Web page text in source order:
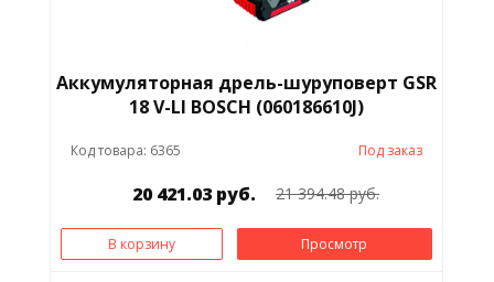
Аккумуляторная дрель-шуруповерт GSR
18 V-LI BOSCH (060186610J)
Код товара: 6365 Под заказ
20 421.03 руб. 21 394.48 руб.
В корзину Просмотр